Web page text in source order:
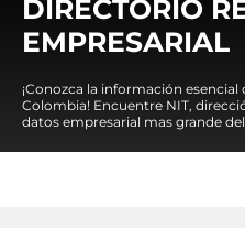
DIRECTORIO
EMPRESARIAL
¡Conozca la información
Colombia! Encuentre NIT,
datos empresarial mas grande